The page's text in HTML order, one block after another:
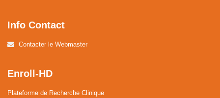
Info Contact
Contacter le Webmaster
Enroll-HD
Plateforme de Recherche Clinique